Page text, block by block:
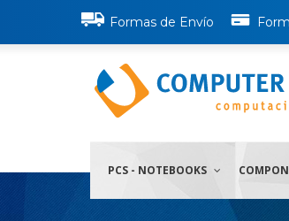
Formas de Envío
PCS - NOTEBOOKS